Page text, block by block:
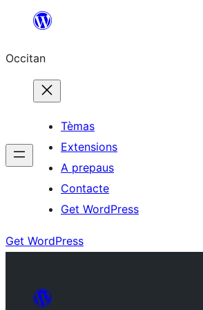
content
Occitan
Tèmas
Extensions
A prepaus
Contacte
Get WordPress
Get WordPress